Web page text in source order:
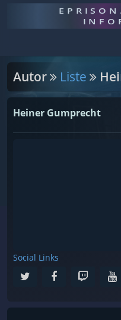
Autor Liste
Heiner Gumprecht
Social Links